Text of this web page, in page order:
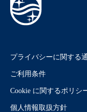
プライバシーに関する
ご利用条件
Cookie に関するポリシ
個人情報取扱方針